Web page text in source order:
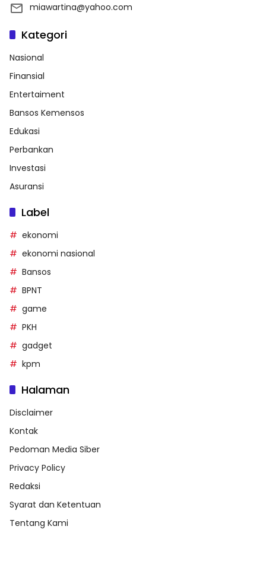
miawartina@yahoo.com
Kategori
Nasional
Finansial
Entertaiment
Bansos Kemensos
Edukasi
Perbankan
Investasi
Asuransi
Label
ekonomi
ekonomi nasional
Bansos
BPNT
game
PKH
gadget
kpm
Halaman
Disclaimer
Kontak
Pedoman Media Siber
Privacy Policy
Redaksi
Syarat dan Ketentuan
Tentang Kami